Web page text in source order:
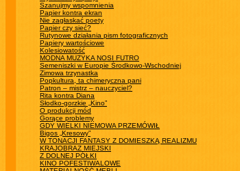
Szanujmy wspomnienia
Papier kontra ekran
Nie zagłaskać poety
Papier czy sieć?
Rutynowe działania pism fotograficznych
Papiery wartościowe
Kolesiowatość
MODNA MUZYKA NOSI FUTRO
Semeniszki w Europie Środkowo-Wschodniej
Zimowa trzynastka
Popkultura, ta chimeryczna pani
Patron – mistrz – nauczyciel?
Rita kontra Diana
Słodko-gorzkie „Kino”
O produkcji mód
Gorące problemy
GDY WIELKI NIEMOWA PRZEMÓWIŁ
Bigos „Kresowy”
W TONACJI FANTASY Z DOMIESZKĄ REALIZMU
KRAJOBRAZ MIEJSKI
Z DOLNEJ PÓŁKI
KINO POFESTIWALOWE